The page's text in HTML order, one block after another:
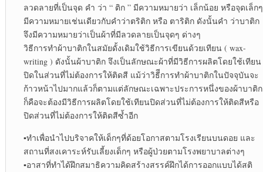
ลวดลายที่เป็นจุด คำ ว่า “ ติก ” มีความหมายว่า เล็กน้อย หรือจุดเล็กๆ
มีความหมายเช่นเดียวกับคำว่าตริติก หรือ ตาริติก ดังนั้นคำ ว่าบาติก
จึงมีความหมายว่าเป็นผ้าที่มีลวดลายเป็นจุดๆ ด่างๆ
วิธีการทำผ้าบาติกในสมัยดั้งเดิมใช้วิธีการเขียนด้วยเทียน ( wax-
writing ) ดังนั้นผ้าบาติก จึงเป็นลักษณะผ้าที่มีวิธีการผลิตโดยใช้เทียน
ปิดในส่วนที่ไม่ต้องการให้ติดสี แม้ว่าวิธีีการทำผ้าบาติกในปัจจุบันจะ
ก้าวหน้าไปมากแล้วก็ตามแต่ลักษณะเฉพาะประการหนึ่งของผ้าบาติก
ก็คือจะต้องมีวิธีการผลิตโดยใช้เทียนปิดส่วนที่ไม่ต้องการให้ติดสีหรือ
ปิดส่วนที่ไม่ต้องการให้ติดสีซ้ำอีก
▪︎ทำเพื่อนำไปบริจาคให้เด็กๆที่ด้อยโอกาสตามโรงเรียนบนดอย และ
สถานที่สงเคาระห์รับเลี้ยงเด็กๆ หรือผู้ป่วยตามโรงพยาบาลต่างๆ
▪︎อาสาที่ทำได้ฝึกสมาธิความคิดสร้างสรรค์ฝึกได้การออกแบบได้สติ